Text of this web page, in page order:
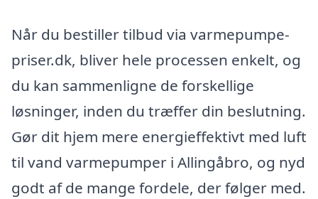
Når du bestiller tilbud via varmepumpe-
priser.dk, bliver hele processen enkelt, og
du kan sammenligne de forskellige
løsninger, inden du træffer din beslutning.
Gør dit hjem mere energieffektivt med luft
til vand varmepumper i Allingåbro, og nyd
godt af de mange fordele, der følger med.